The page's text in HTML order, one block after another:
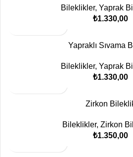
Bileklikler, Yaprak
₺1.330,00
Yapraklı Sıvama
Bileklikler, Yaprak
₺1.330,00
Zirkon
Bileklikler, Zirkon
₺1.350,00